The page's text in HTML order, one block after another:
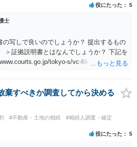
役にたった 5
士
の写しで良いのでしょうか？ 提出するもの
＞証拠説明書とはなんでしょうか？ 下記を
tokyo-s/vc-files/tokyo-s/file/
棄すべきか調査してから決める
#不動産・土地の相続
#相続人調査・確定
役にたった 5